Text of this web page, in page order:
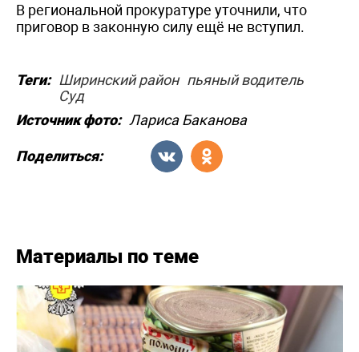
В региональной прокуратуре уточнили, что
приговор в законную силу ещё не вступил.
Теги: Ширинский район пьяный водитель
Суд
Источник фото: Лариса Баканова
Поделиться:
Материалы по теме